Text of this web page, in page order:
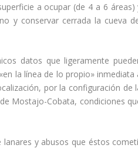
a ocupar (de 4 a 6 áreas)
y conservar cerrada la cueva
datos que ligeramente
la lí­nea de lo propio» inmediata
por la configuración de
Mostajo-Cobata, condiciones
lanares y abusos que éstos